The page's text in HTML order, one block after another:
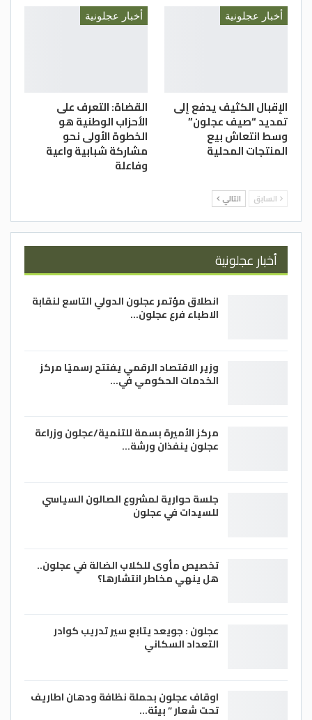
أخبار عجلونية
الإقبال الكثيف يدفع إلى
تمديد “صيف عجلون”
وسط انتعاش بيع
المنتجات المحلية
أخبار عجلونية
القضاة: التعرف على
الأحزاب الوطنية هو
الخطوة الأولى نحو
مشاركة شبابية واعية
وفاعلة
السابق التالي
أخبار عجلونية
انطلاق مؤتمر عجلون الدولي التاسع لنقابة
الاطباء فرع عجلون…
وزير الاقتصاد الرقمي يفتتح رسميًا مركز
الخدمات الحكومي في…
مركز الأميرة بسمة للتنمية/عجلون وزراعة
عجلون ينفذان ورشة…
جلسة حوارية لمشروع الصالون السياسي
للسيدات في عجلون
تخصيص مأوى للكلاب الضالة في عجلون..
هل ينهي مخاطر انتشارها؟
عجلون : جويعد يتابع سير تدريب كوادر
التعداد السكاني
اوقاف عجلون بحملة نظافة ودهان اطاريف
تحت شعار ” بيئة…